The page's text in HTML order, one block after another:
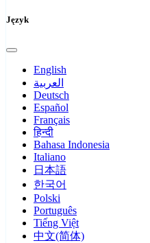
Język
English
العربية
Deutsch
Español
Français
हिन्दी
Bahasa Indonesia
Italiano
日本語
한국어
Polski
Português
Tiếng Việt
中文(简体)